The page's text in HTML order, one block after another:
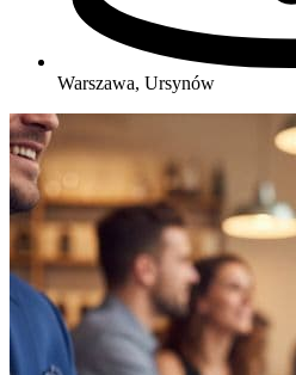
Warszawa, Ursynów